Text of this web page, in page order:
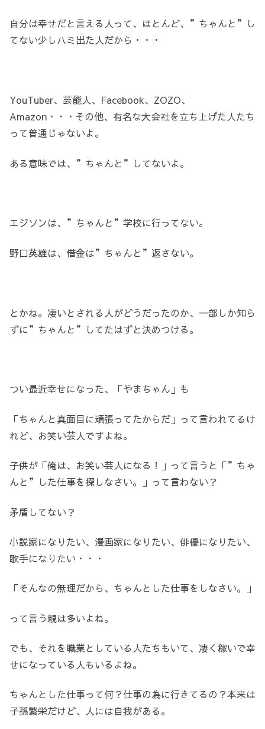
自分は幸せだと言える人って、ほとんど、”ちゃんと”し
てない少しハミ出た人だから・・・
YouTuber、芸能人、Facebook、ZOZO、
Amazon・・・その他、有名な大会社を立ち上げた人たち
って普通じゃないよ。
ある意味では、”ちゃんと”してないよ。
エジソンは、”ちゃんと”学校に行ってない。
野口英雄は、借金は”ちゃんと”返さない。
とかね。凄いとされる人がどうだったのか、一部しか知ら
ずに”ちゃんと”してたはずと決めつける。
つい最近幸せになった、「やまちゃん」も
「ちゃんと真面目に頑張ってたからだ」って言われてるけ
れど、お笑い芸人ですよね。
子供が「俺は、お笑い芸人になる！」って言うと「”ちゃ
んと”した仕事を探しなさい。」って言わない？
矛盾してない？
小説家になりたい、漫画家になりたい、俳優になりたい、
歌手になりたい・・・
「そんなの無理だから、ちゃんとした仕事をしなさい。」
って言う親は多いよね。
でも、それを職業としている人たちもいて、凄く稼いで幸
せになっている人もいるよね。
ちゃんとした仕事って何？仕事の為に行きてるの？本来は
子孫繁栄だけど、人には自我がある。